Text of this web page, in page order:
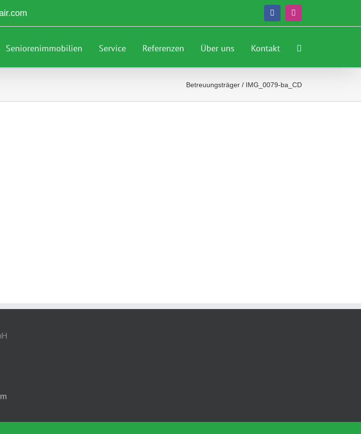
FacebookInstagram
Seniorenimmobilien Service Referenzen Über uns Kontakt
Betreuungsträger / IMG_0079-ba_CD